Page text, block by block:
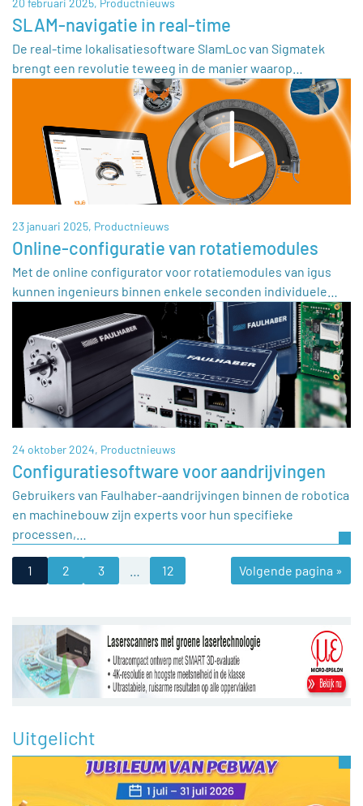
20 februari 2025, Productnieuws
SLAM-navigatie in real-time
De real-time lokalisatiesoftware SlamLoc van Sigmatek
brengt een revolutie teweeg in de manier waarop…
23 januari 2025, Productnieuws
Online-configuratie van rotatiemodules
Met de online configurator voor rotatiemodules van igus
kunnen ingenieurs binnen enkele seconden individuele…
24 oktober 2024, Productnieuws
Configuratiesoftware voor aandrijvingen
Gebruikers van Faulhaber-aandrijvingen binnen de robotica
en machinebouw zijn experts voor hun specifieke
processen,…
1 2 3 12 Volgende pagina »
Uitgelicht